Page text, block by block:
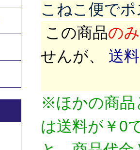
こねこ便で
この商品の
せんが、 送
※ほかの商品
は送料が￥0